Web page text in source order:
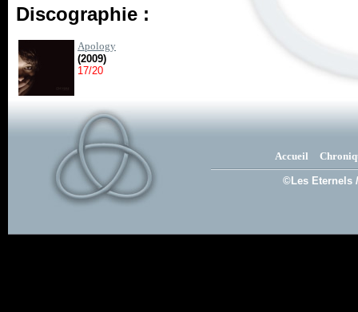
Discographie :
Apology
(2009)
17/20
Accueil
©Les Eternels